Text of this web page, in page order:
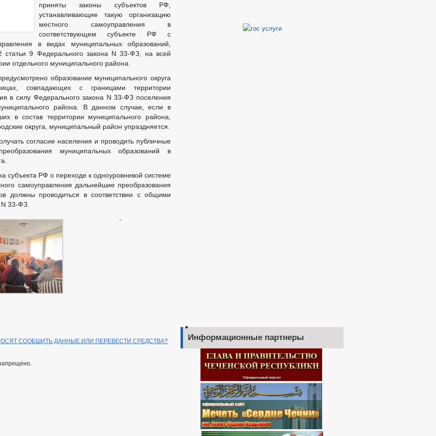
приняты законы субъектов РФ,
устанавливающие такую организацию
местного самоуправления в
соответствующем субъекте РФ с
в видах муниципальных образований,
статьи 9 Федерального закона N 33-ФЗ, на всей
отдельного муниципального района.
образование муниципального округа
совпадающих с границами территории
в силу Федерального закона N 33-ФЗ поселения
района. В данном случае, если в
в состав территории муниципального района,
округа, муниципальный район упраздняется.
согласие населения и проводить публичные
муниципальных образований в
субъекта РФ о переходе к одноуровневой системе
самоуправления дальнейшие преобразования
должны проводиться в соответствии с общими
33-ФЗ.
СООБЩИТЬ ДАННЫЕ ИЛИ ПЕРЕВЕСТИ СРЕДСТВА? Информационные партнеры